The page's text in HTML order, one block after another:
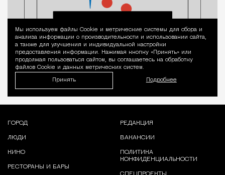
Уведомление
Мы используем файлы Сookie и метрические системы для сбора и
анализа информации о производительности и использовании сайта,
а также для улучшения и индивидуальной настройки
предоставления информации. Нажимая кнопку «Принять» или
продолжая пользоваться сайтом, вы соглашаетесь на обработку
файлов Cookie и данных метрических систем.
Принять Подробнее
ГОРОД
ЛЮДИ
КИНО
РЕСТОРАНЫ И БАРЫ
РЕДАКЦИЯ
ВАКАНСИИ
ПОЛИТИКА
КОНФИДЕНЦИАЛЬНОСТИ